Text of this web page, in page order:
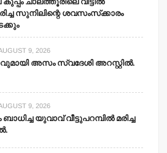
സുനിലിന്റെ ശവസംസ്‌ക്കാരം
9, 2026
അസം സ്വദേശി അറസ്റ്റില്‍.
9, 2026
ബാധിച്ച യുവാവ് വീട്ടുപറമ്പില്‍ മരിച്ച